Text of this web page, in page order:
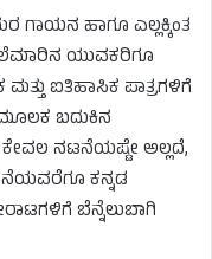
ಗಾಯನ ಹಾಗೂ ಎಲ್ಲಕ್ಕಿಂತ
ಯುವಕರಿಗೂ
ಐತಿಹಾಸಿಕ ಪಾತ್ರಗಳಿಗೆ
ಬದುಕಿನ
ಕೇವಲ ನಟನೆಯಷ್ಟೇ ಅಲ್ಲದೆ,
ಕನ್ನಡ
ಬೆನ್ನೆಲುಬಾಗಿ